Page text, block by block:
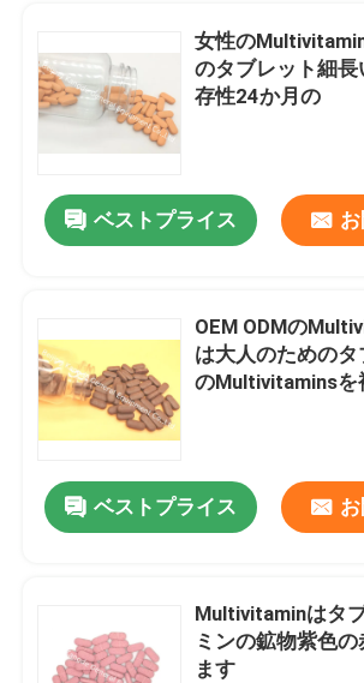
女性の
のタブレット細
存性24か月の
ベストプライス
OEM ODMの
は大人のための
のMultivitaminsを
ベストプライス
Multivitaminはタ
ミンの鉱物紫色
ます